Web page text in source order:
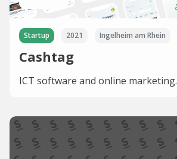
Startup 2021 Ingelheim am Rhein
Cashtag
ICT software and online marketing.